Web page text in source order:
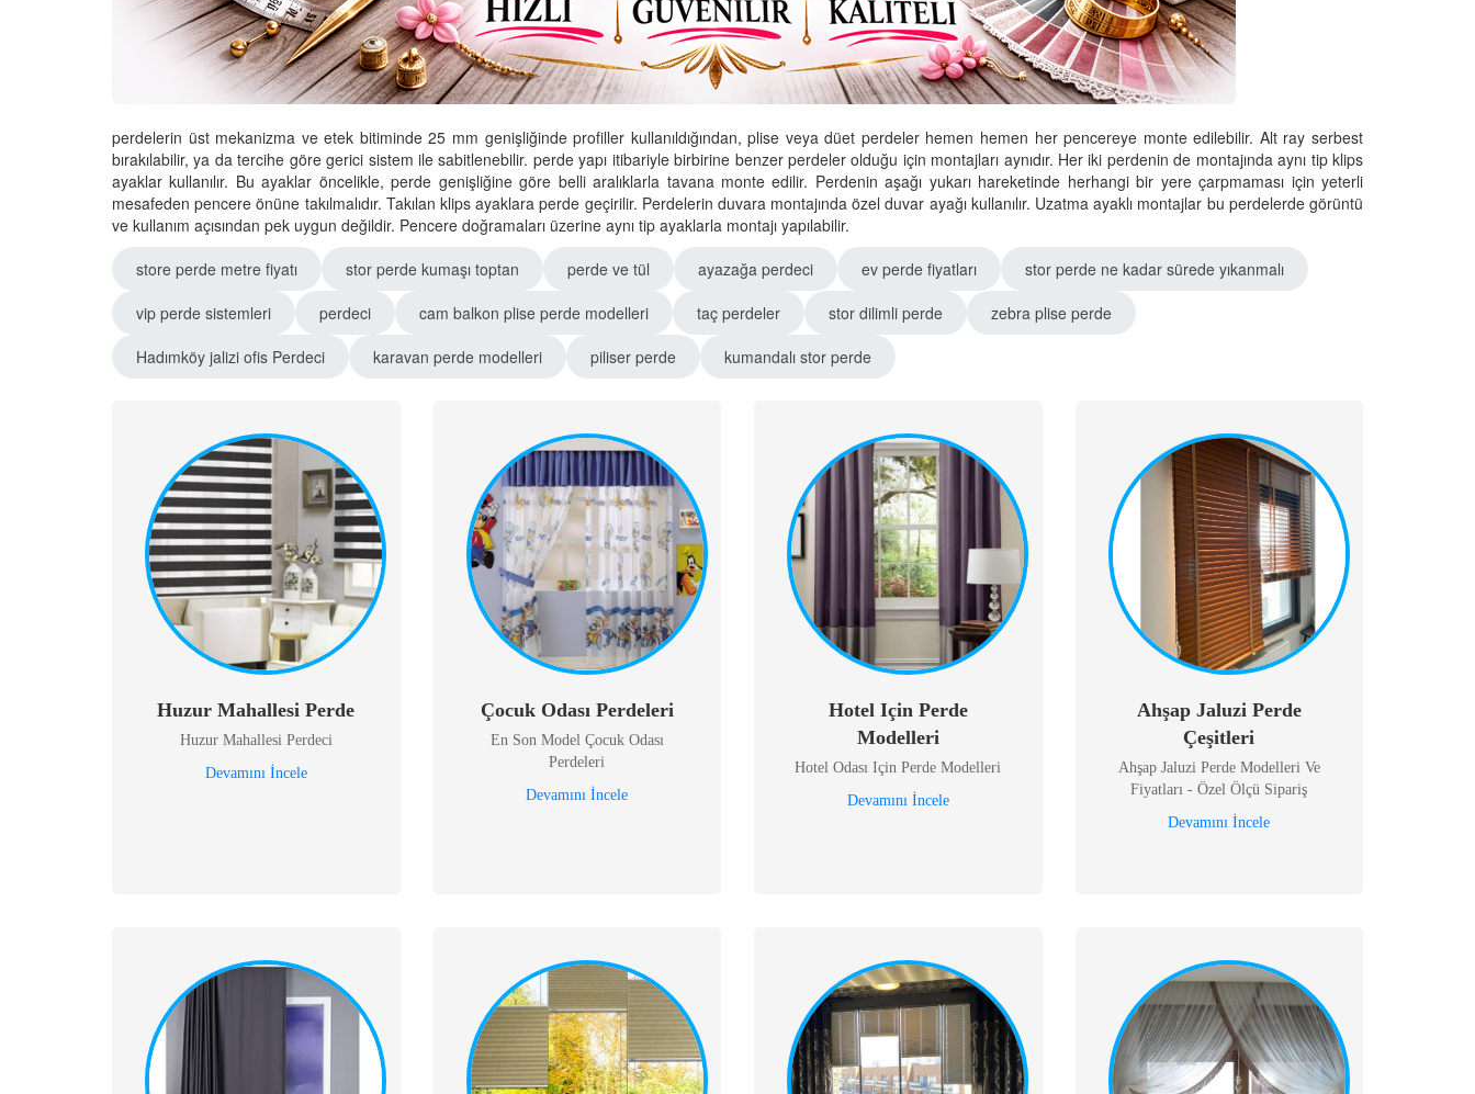
perdelerin üst mekanizma ve etek bitiminde 25 mm genişliğinde profiller kullanıldığından, plise veya düet perdeler hemen hemen her pencereye monte edilebilir. Alt ray serbest
bırakılabilir, ya da tercihe göre gerici sistem ile sabitlenebilir. perde yapı itibariyle birbirine benzer perdeler olduğu için montajları aynıdır. Her iki perdenin de montajında aynı tip klips
ayaklar kullanılır. Bu ayaklar öncelikle, perde genişliğine göre belli aralıklarla tavana monte edilir. Perdenin aşağı yukarı hareketinde herhangi bir yere çarpmaması için yeterli
mesafeden pencere önüne takılmalıdır. Takılan klips ayaklara perde geçirilir. Perdelerin duvara montajında özel duvar ayağı kullanılır. Uzatma ayaklı montajlar bu perdelerde görüntü
ve kullanım açısından pek uygun değildir. Pencere doğramaları üzerine aynı tip ayaklarla montajı yapılabilir.
store perde metre fiyatı
stor perde kumaşı toptan perde ve tül ayazağa perdeci ev perde fiyatları
stor perde ne kadar sürede yıkanmalı
vip perde sistemleri
perdeci cam balkon plise perde modelleri taç perdeler stor dilimli perde
zebra plise perde
Hadımköy jalizi ofis Perdeci
karavan perde modelleri piliser perde kumandalı stor perde
Huzur Mahallesi Perde
Huzur Mahallesi Perdeci
Devamını İncele
Çocuk Odası Perdeleri
En Son Model Çocuk Odası
Perdeleri
Devamını İncele
Hotel Için Perde
Modelleri
Hotel Odası Için Perde Modelleri
Devamını İncele
Ahşap Jaluzi Perde
Çeşitleri
Ahşap Jaluzi Perde Modelleri Ve
Fiyatları - Özel Ölçü Sipariş
Devamını İncele